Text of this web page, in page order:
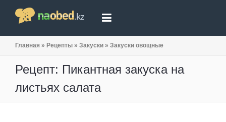
Главная » Рецепты » Закуски » Закуски овощные
Рецепт: Пикантная закуска на
листьях салата